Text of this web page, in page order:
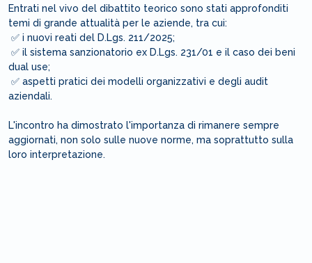
Entrati nel vivo del dibattito teorico sono stati approfonditi
temi di grande attualità per le aziende, tra cui:
✅ i nuovi reati del D.Lgs. 211/2025;
✅ il sistema sanzionatorio ex D.Lgs. 231/01 e il caso dei beni
dual use;
✅ aspetti pratici dei modelli organizzativi e degli audit
aziendali.
L'incontro ha dimostrato l'importanza di rimanere sempre
aggiornati, non solo sulle nuove norme, ma soprattutto sulla
loro interpretazione.